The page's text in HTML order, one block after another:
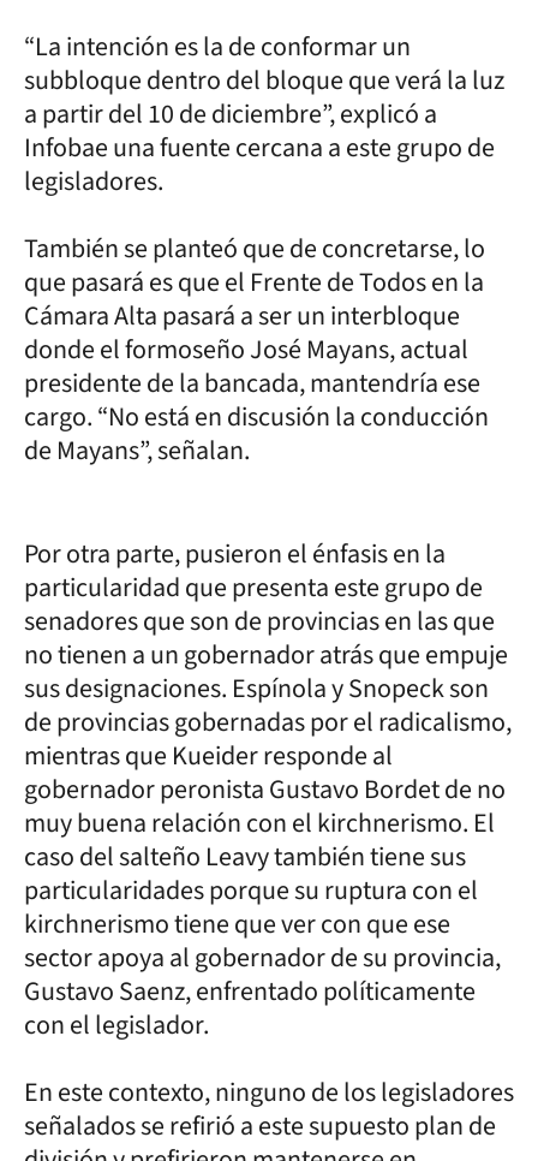
“La intención es la de conformar un
subbloque dentro del bloque que verá la luz
a partir del 10 de diciembre”, explicó a
Infobae una fuente cercana a este grupo de
legisladores.
También se planteó que de concretarse, lo
que pasará es que el Frente de Todos en la
Cámara Alta pasará a ser un interbloque
donde el formoseño José Mayans, actual
presidente de la bancada, mantendría ese
cargo. “No está en discusión la conducción
de Mayans”, señalan.
Por otra parte, pusieron el énfasis en la
particularidad que presenta este grupo de
senadores que son de provincias en las que
no tienen a un gobernador atrás que empuje
sus designaciones. Espínola y Snopeck son
de provincias gobernadas por el radicalismo,
mientras que Kueider responde al
gobernador peronista Gustavo Bordet de no
muy buena relación con el kirchnerismo. El
caso del salteño Leavy también tiene sus
particularidades porque su ruptura con el
kirchnerismo tiene que ver con que ese
sector apoya al gobernador de su provincia,
Gustavo Saenz, enfrentado políticamente
con el legislador.
En este contexto, ninguno de los legisladores
señalados se refirió a este supuesto plan de